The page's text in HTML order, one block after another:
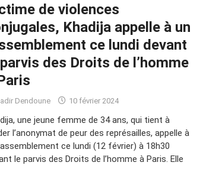
de violences
Khadija appelle à un
ce lundi devant
parvis des Droits de l’homme
Dendoune 10 février 2024
une jeune femme de 34 ans, qui tient à
l’anonymat de peur des représailles, appelle à
ce lundi (12 février) à 18h30
le parvis des Droits de l’homme à Paris. Elle